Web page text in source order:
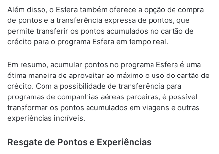
Além disso, o Esfera também oferece a opção de compra
de pontos e a transferência expressa de pontos, que
permite transferir os pontos acumulados no cartão de
crédito para o programa Esfera em tempo real.
Em resumo, acumular pontos no programa Esfera é uma
ótima maneira de aproveitar ao máximo o uso do cartão de
crédito. Com a possibilidade de transferência para
programas de companhias aéreas parceiras, é possível
transformar os pontos acumulados em viagens e outras
experiências incríveis.
Resgate de Pontos e Experiências